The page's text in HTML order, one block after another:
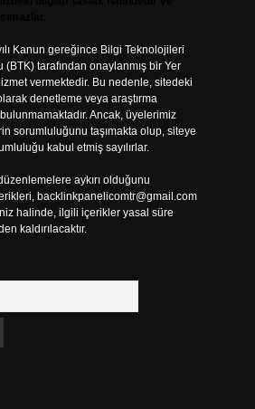
Kanun gereğince Bilgi Teknolojileri
tarafından onaylanmış bir Yer
vermektedir. Bu nedenle, sitedeki
denetleme veya araştırma
Ancak, üyelerimiz
sorumluluğunu taşımakta olup, siteye
kabul etmiş sayılırlar.
aykırı olduğunu
backlinkpanelicomtr@gmail.com
halinde, ilgili içerikler yasal süre
kaldırılacaktır.